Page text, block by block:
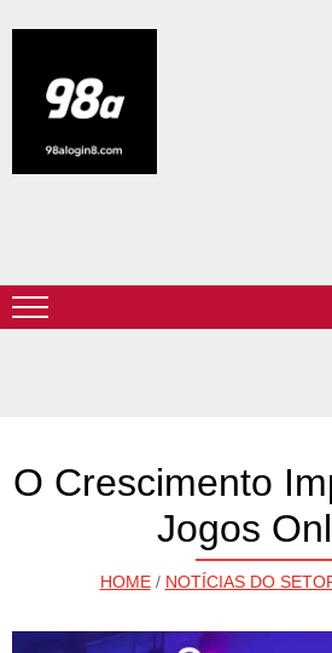
O Crescimento
Jogos
HOME/ NOTÍCIAS DO